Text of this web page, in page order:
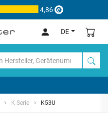
4,86
DE
K Serie K53U